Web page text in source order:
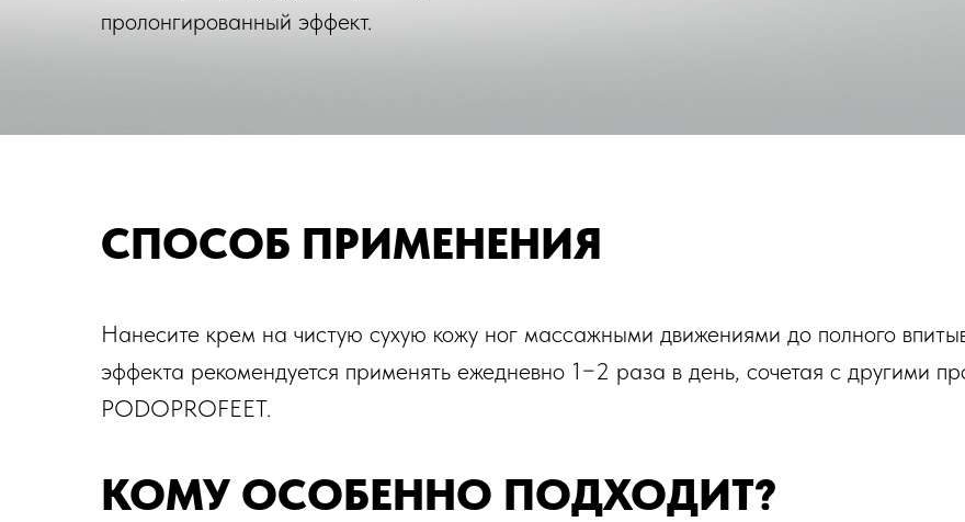
пролонгированный эффект.
СПОСОБ ПРИМЕНЕНИЯ
Нанесите крем на чистую сухую кожу ног массажными движениями до полного
эффекта рекомендуется применять ежедневно 1−2 раза в день, сочетая с другими
PODOPROFEET.
КОМУ ОСОБЕННО ПОДХОДИТ?